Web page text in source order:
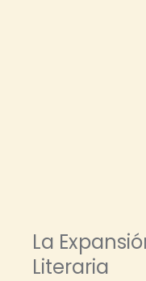
La
Literaria